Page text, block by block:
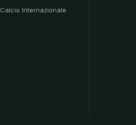
Calcio Internazionale